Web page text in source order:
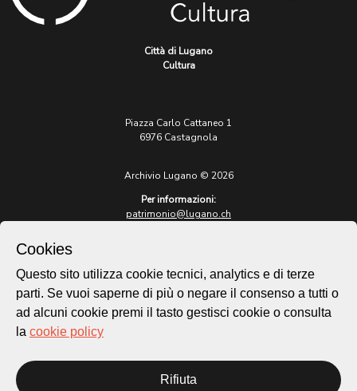
Città di Lugano
Cultura
Piazza Carlo Cattaneo 1
6976 Castagnola
Archivio Lugano © 2026
Per informazioni:
patrimonio@lugano.ch
lugano.ch
Cookie policy
Homepage
Temi
Cookies
Questo sito utilizza cookie tecnici, analytics e di terze
parti. Se vuoi saperne di più o negare il consenso a tutti o
ad alcuni cookie premi il tasto gestisci cookie o consulta
la cookie policy
Rifiuta